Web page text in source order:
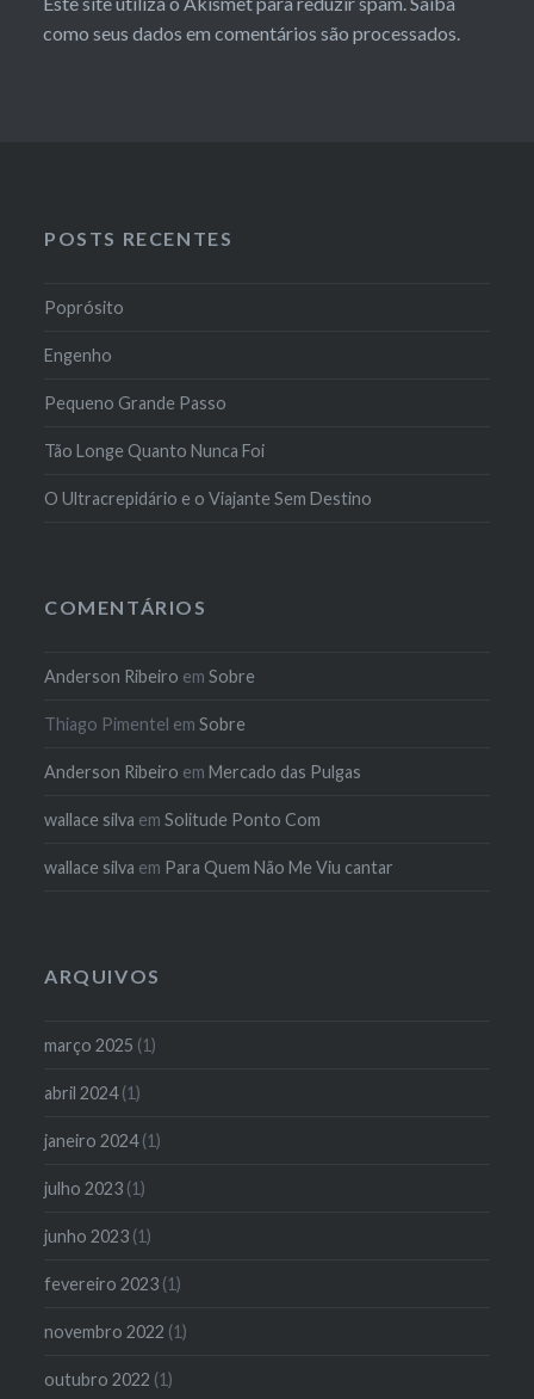
como seus dados em comentários são processados.
POSTS RECENTES
Poprósito
Engenho
Pequeno Grande Passo
Tão Longe Quanto Nunca Foi
O Ultracrepidário e o Viajante Sem Destino
COMENTÁRIOS
Anderson Ribeiro emSobre
Thiago Pimentel emSobre
Anderson Ribeiro emMercado das Pulgas
wallace silva emSolitude Ponto Com
wallace silva em Para Quem Não Me Viu cantar
ARQUIVOS
março 2025 (1)
abril 2024(1)
janeiro 2024(1)
julho 2023 (1)
junho 2023 (1)
fevereiro 2023 (1)
novembro 2022 (1)
outubro 2022 (1)